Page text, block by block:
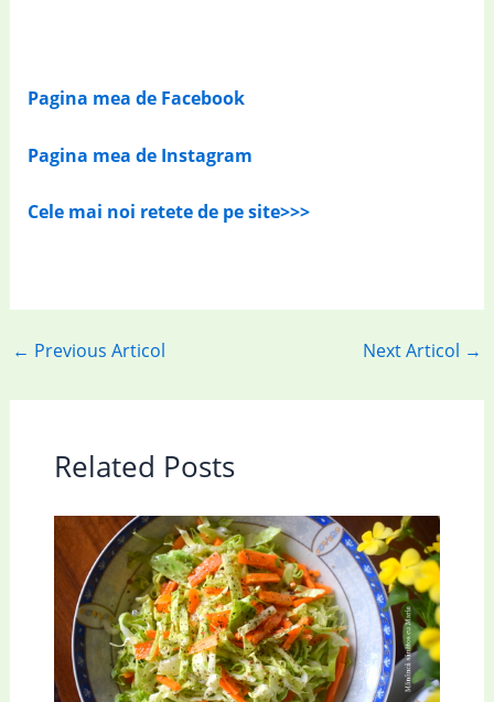
Pagina mea de Facebook
Pagina mea de Instagram
Cele mai noi retete de pe site>>>
← Previous Articol Next Articol →
Related Posts